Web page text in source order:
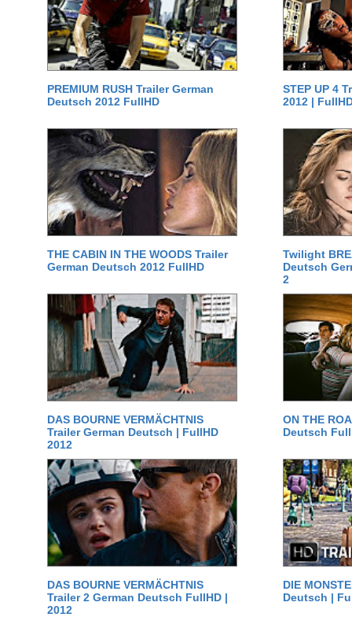
PREMIUM RUSH Trailer German
Deutsch 2012 FullHD
STEP UP 4
2012 |
THE CABIN IN THE WOODS Trailer
German Deutsch 2012 FullHD
Twilight
Deutsch
2
DAS BOURNE VERMÄCHTNIS
Trailer German Deutsch | FullHD
2012
ON THE
Deutsch
DAS BOURNE VERMÄCHTNIS
Trailer 2 German Deutsch FullHD |
2012
DIE
Deutsch |